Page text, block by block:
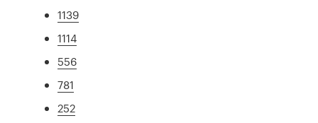
1139
1114
556
781
252